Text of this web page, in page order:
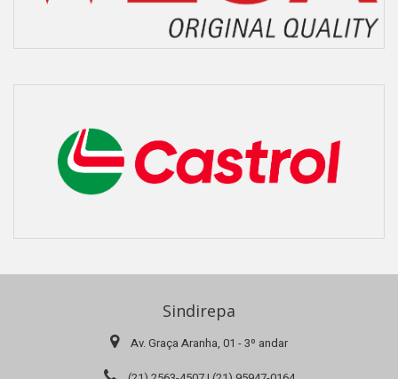
Sindirepa
Av. Graça Aranha, 01 - 3º andar